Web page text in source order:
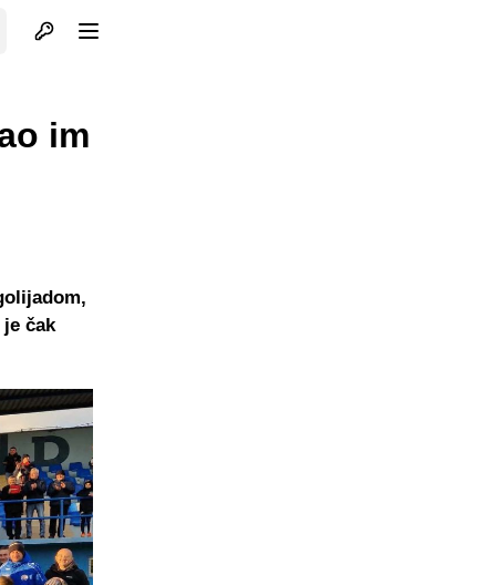
Otvori profil
im
čak